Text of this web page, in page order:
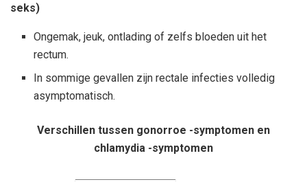
seks)
Ongemak, jeuk, ontlading of zelfs bloeden uit het
rectum.
In sommige gevallen zijn rectale infecties volledig
asymptomatisch.
Verschillen tussen gonorroe -symptomen en
chlamydia -symptomen